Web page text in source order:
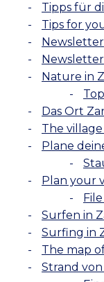
Tipps für
Tips for
Newsletter
Newsletter
Nature in
Das Ort
The
Plane
Plan your
Surfen in
Surfing in
The map
Strand